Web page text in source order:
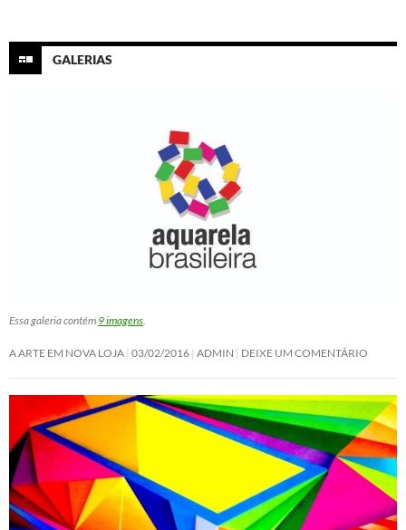
GALERIAS
Essa galeria contém 9 imagens.
A ARTE EM NOVA LOJA 03/02/2016 ADMIN DEIXE UM COMENTÁRIO